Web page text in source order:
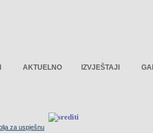
AKTUELNO IZVJEŠTAJI
za uspješnu